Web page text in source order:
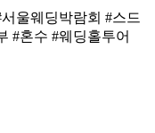
울웨딩박람회 #스드
#혼수 #웨딩홀투어